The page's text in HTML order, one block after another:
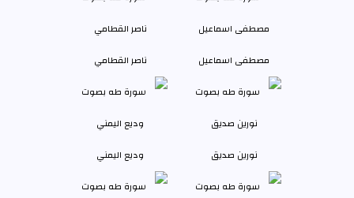
مصطفى اسماعيل ناصر القطامي
نورين صديق وديع اليمني